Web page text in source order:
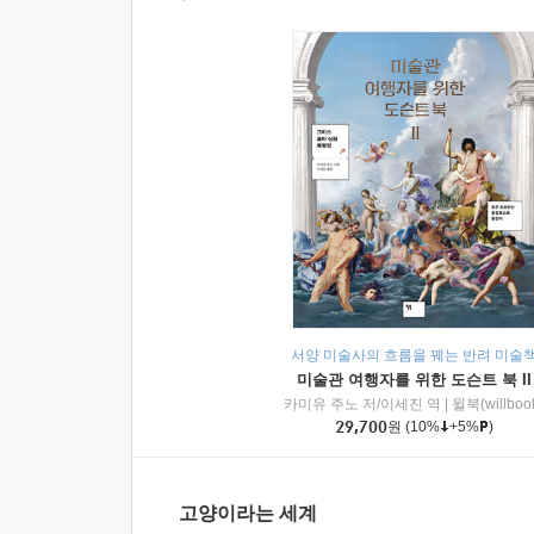
서양 미술사의 흐름을 꿰는 반려 미술
미술관 여행자를 위한 도슨트 북 II
카미유 주노 저/이세진 역
윌북
29,700원 (10% +5% )
고양이라는 세계